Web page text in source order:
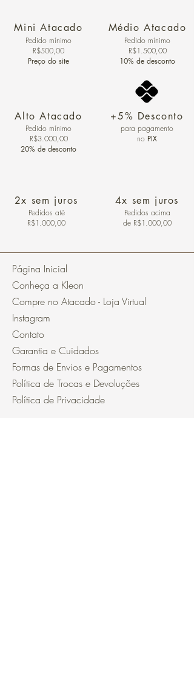
Mini Atacado
Pedido ​mínimo
R$500,00
Preço do site
Alto Atacado
Pedido mínimo
R$3.000,00
20% de desconto
2x sem juros
Pedidos até
R$1.000,00
Médio Atacado
Pedido mínimo
R$1.500,00
10% de desconto
+5% Desconto
para pagamento
no PIX
4x sem juros
Pedidos acima
de R$1.000,00
Página Inicial
Conheça a Kleon
Compre no Atacado - Loja Virtual
Instagram
Contato
Garantia e Cuidados
Formas de Envios e Pagamentos
Política de Trocas e Devoluções
Política de Privacidade